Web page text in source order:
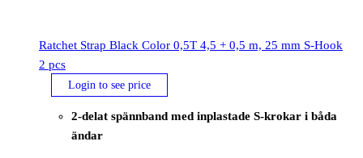
Ratchet Strap Black Color 0,5T 4,5 + 0,5 m, 25 mm S-Hook
2 pcs
Login to see price
2-delat spännband med inplastade S-krokar i båda
ändar